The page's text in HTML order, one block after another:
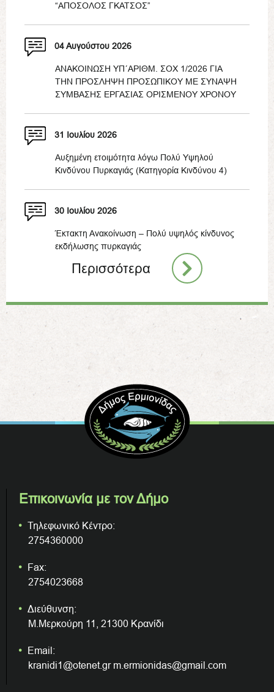
“ΑΠΟΣΟΛΟΣ ΓΚΑΤΣΟΣ”
04 Αυγούστου 2026
ΑΝΑΚΟΙΝΩΣΗ ΥΠ΄ΑΡΙΘΜ. ΣΟΧ 1/2026 ΓΙΑ
ΤΗΝ ΠΡΟΣΛΗΨΗ ΠΡΟΣΩΠΙΚΟΥ ΜΕ ΣΥΝΑΨΗ
ΣΥΜΒΑΣΗΣ ΕΡΓΑΣΙΑΣ ΟΡΙΣΜΕΝΟΥ ΧΡΟΝΟΥ
31 Ιουλίου 2026
Αυξημένη ετοιμότητα λόγω Πολύ Υψηλού
Κινδύνου Πυρκαγιάς (Κατηγορία Κινδύνου 4)
30 Ιουλίου 2026
Έκτακτη Ανακοίνωση – Πολύ υψηλός κίνδυνος
εκδήλωσης πυρκαγιάς
Περισσότερα
Επικοινωνία με τον Δήμο
Τηλεφωνικό Κέντρο:
2754360000
Fax:
2754023668
Διεύθυνση:
Μ.Μερκούρη 11, 21300 Κρανίδι
Email:
kranidi1@otenet.gr m.ermionidas@gmail.com